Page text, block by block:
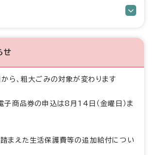
せ
ら、粗大ごみの対象が変わります
子商品券の申込は8月14日（金曜日）ま
まえた生活保護費等の追加給付につい